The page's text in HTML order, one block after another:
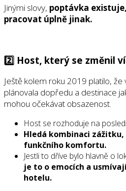
Jinými slovy, poptávka
pracovat úplně jinak.
2️⃣ Host, který se změnil
Ještě kolem roku 2019 platilo, že
plánovala dopředu a destinace
mohou očekávat obsazenost.
Host se rozhoduje na
Hledá kombinaci
funkčního komfortu.
Jestli to dříve bylo hlavně o
je to o emocích a
hotelu.